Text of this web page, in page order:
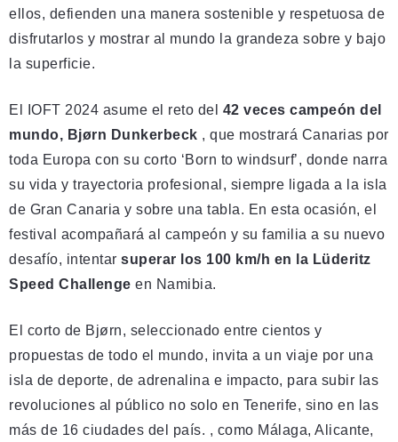
ellos, defienden una manera sostenible y respetuosa de
disfrutarlos y mostrar al mundo la grandeza sobre y bajo
la superficie.
El IOFT 2024 asume el reto del 42 veces campeón del
mundo, Bjørn Dunkerbeck , que mostrará Canarias por
toda Europa con su corto ‘Born to windsurf’, donde narra
su vida y trayectoria profesional, siempre ligada a la isla
de Gran Canaria y sobre una tabla. En esta ocasión, el
festival acompañará al campeón y su familia a su nuevo
desafío, intentar superar los 100 km/h en la Lüderitz
Speed ​​Challenge en Namibia.
El corto de Bjørn, seleccionado entre cientos y
propuestas de todo el mundo, invita a un viaje por una
isla de deporte, de adrenalina e impacto, para subir las
revoluciones al público no solo en Tenerife, sino en las
más de 16 ciudades del país. , como Málaga, Alicante,